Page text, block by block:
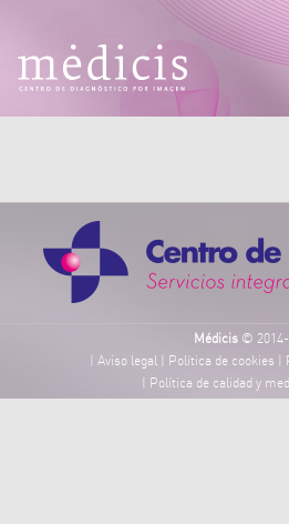
Médicis ©
Aviso legal Política de cookies
Política de calidad y